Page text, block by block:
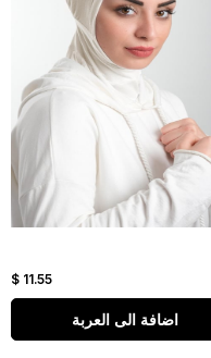
$ 11.55
اضافة الى العربة